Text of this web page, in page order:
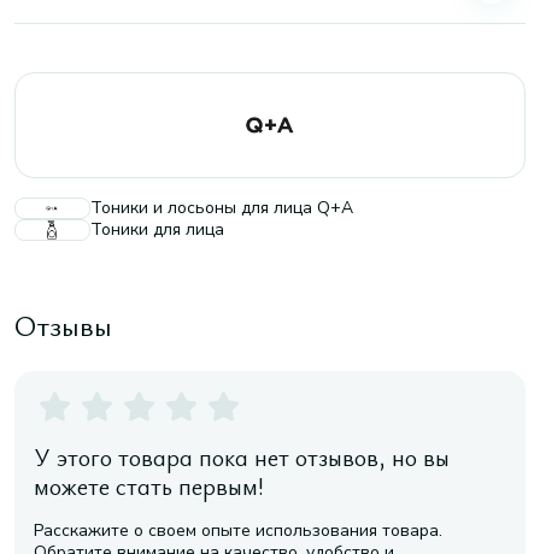
Тоники и лосьоны для лица Q+A
Тоники для лица
Отзывы
У этого товара пока нет отзывов, но вы
можете стать первым!
Расскажите о своем опыте использования товара.